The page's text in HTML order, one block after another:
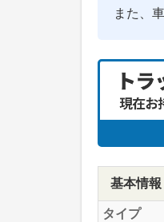
また、
基本情報
タイプ